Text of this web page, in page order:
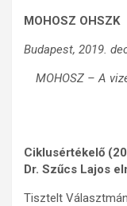
MOHOSZ OHSZK
Budapest, 2019.
MOHOSZ – A
Ciklusértékelő
Dr. Szűcs Lajos
Tisztelt